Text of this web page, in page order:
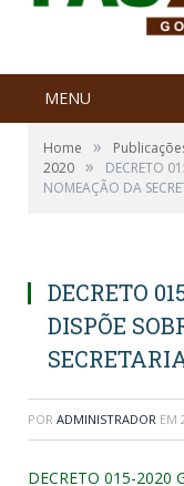
MENU
Home »
2020 »
DECRETO
NOMEAÇÃO DA
DECRETO
DISPÕE
POR ADMINISTRADOR EM
DECRETO 015-2020